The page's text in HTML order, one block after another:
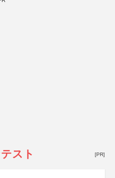
スト [PR]